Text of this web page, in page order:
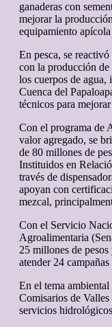
ganaderas con
mejorar la
equipamiento
En pesca, se
con la producción
los cuerpos de agua,
Cuenca del
técnicos para
Con el programa de
valor agregado, se
de 80 millones de
Instituidos en
través de
apoyan con
mezcal,
Con el Servicio
Agroalimentaria
25 millones de
atender 24
En el tema
Comisarios de
servicios